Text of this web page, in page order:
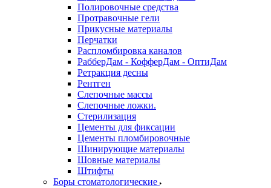
Полировочные средства
Протравочные гели
Прикусные материалы
Перчатки
Распломбировка каналов
РабберДам - КофферДам - ОптиДам
Ретракция десны
Рентген
Слепочные массы
Слепочные ложки.
Стерилизация
Цементы для фиксации
Цементы пломбировочные
Шинирующие материалы
Шовные материалы
Штифты
Боры стоматологические